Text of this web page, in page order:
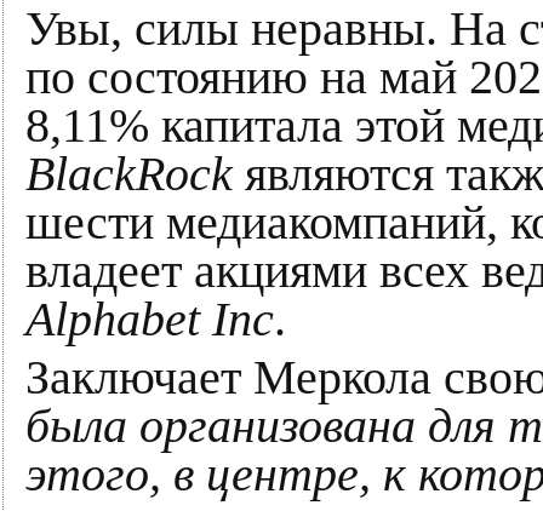
Увы, силы неравны. На
по состоянию на май
8,11% капитала этой
BlackRockявляются
шести медиакомпаний,
владеет акциями всех
Alphabet Inc.
Заключает Меркола
была организована для
этого, в центре, к